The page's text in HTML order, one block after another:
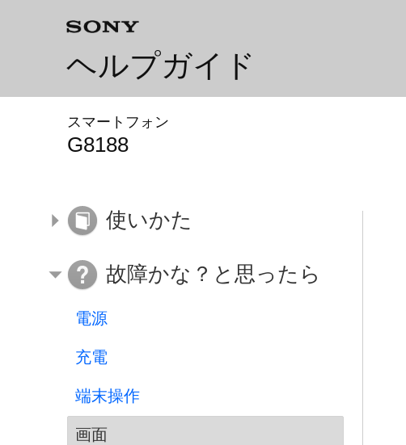
ヘルプガイド
スマートフォン
G8188
使いかた
故障かな？と思ったら
電源
充電
端末操作
画面